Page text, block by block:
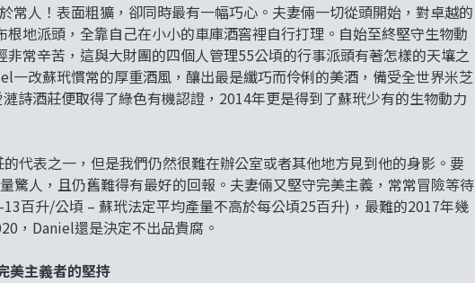
常人！表面粗獷，卻同時最有一幅巧心。夫妻倆一切從頭開始，對卓越的
地派頭，全靠自己在小小的車庫酒窖裡自行打理。自始至終堅守生物動
常辛苦，這與大財團的四個人管理55公頃的行事派頭有著怎樣的天壤之
一改蘇玳慣常的厚重酒風，釀出最是纖巧而伶俐的美酒，備受全世界米芝
詩酒莊便取得了綠色有機認證，2014年更是得到了蘇玳少有的生物動力
代表之一，但是我們仍然很難在辦公室或者其他地方見到他的身影。要
驚人，且仍舊難得有最好的回報。夫妻倆又堅守完美主義，常常冒險等待
百升/公頃 – 蘇玳法定平均產量不高於每公頃25百升)，最難的2017年幾
，Daniel還是決定不出品貴腐。
美主義者的堅持